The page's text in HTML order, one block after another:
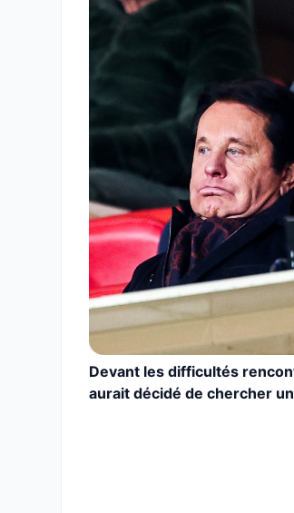
Devant les difficultés
aurait décidé de chercher